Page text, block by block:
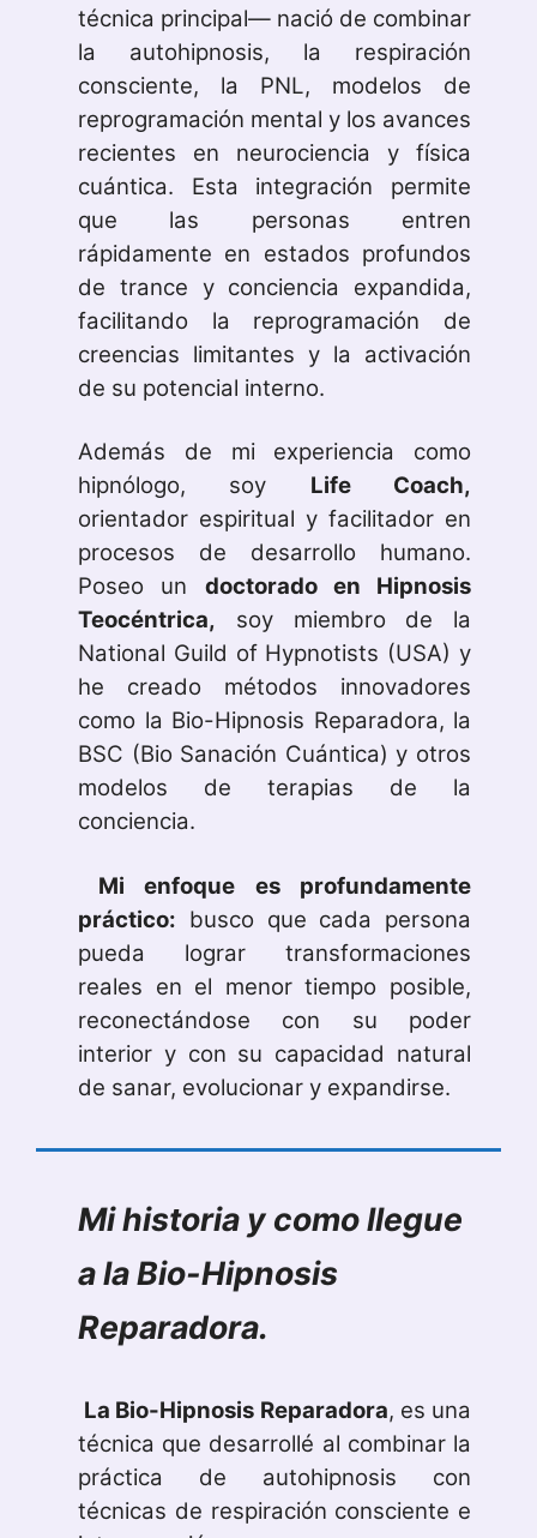
técnica principal— nació de combinar
la autohipnosis, la respiración
consciente, la PNL, modelos de
reprogramación mental y los avances
recientes en neurociencia y física
cuántica. Esta integración permite
que las personas entren
rápidamente en estados profundos
de trance y conciencia expandida,
facilitando la reprogramación de
creencias limitantes y la activación
de su potencial interno.
Además de mi experiencia como
hipnólogo, soy Life Coach,
orientador espiritual y facilitador en
procesos de desarrollo humano.
Poseo un doctorado en Hipnosis
Teocéntrica, soy miembro de la
National Guild of Hypnotists (USA) y
he creado métodos innovadores
como la Bio-Hipnosis Reparadora, la
BSC (Bio Sanación Cuántica) y otros
modelos de terapias de la
conciencia.
Mi enfoque es profundamente
práctico: busco que cada persona
pueda lograr transformaciones
reales en el menor tiempo posible,
reconectándose con su poder
interior y con su capacidad natural
de sanar, evolucionar y expandirse.
Mi historia y como llegue
a la Bio-Hipnosis
Reparadora.
La Bio-Hipnosis Reparadora, es una
técnica que desarrollé al combinar la
práctica de autohipnosis con
técnicas de respiración consciente e